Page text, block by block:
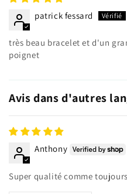
patrick fessard
très beau bracelet et d'un
poignet
Avis dans d'autres
Anthony
Super qualité comme